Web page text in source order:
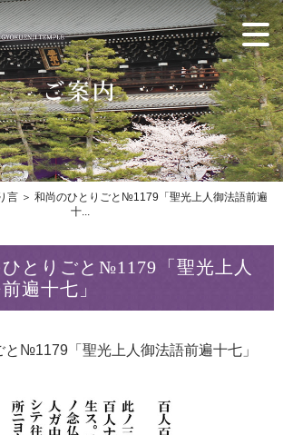
言 ＞ 和尚のひとりごと№1179「聖光上人御法語前遍
十...
とりごと№1179「聖光上人
遍十七」
と№1179「聖光上人御法語前遍十七」